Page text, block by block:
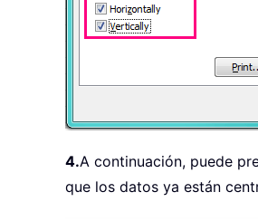
4.A continuación, puede
que los datos ya están